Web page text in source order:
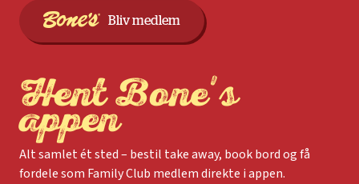
Bliv medlem
Hent Bone's
appen
Alt samlet ét sted – bestil take away, book bord og få
fordele som Family Club medlem direkte i appen.